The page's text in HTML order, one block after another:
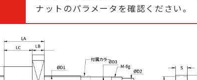
ナットのパラメータを確認ください。